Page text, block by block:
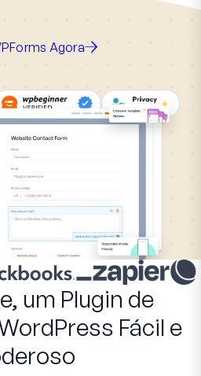
Agora
um Plugin de
Fácil e